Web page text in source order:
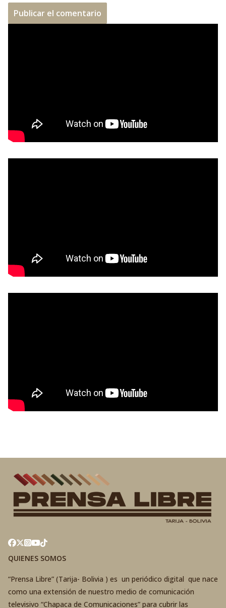
QUIENES SOMOS
“Prensa Libre” (Tarija- Bolivia ) es un periódico digital que nace
como una extensión de nuestro medio de comunicación
televisivo “Chapaca de Comunicaciones” para cubrir las